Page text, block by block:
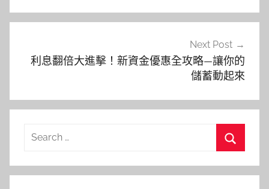
覽
Next Post
利息翻倍大進擊！新資金優惠全攻略—讓你的
儲蓄動起來
Search